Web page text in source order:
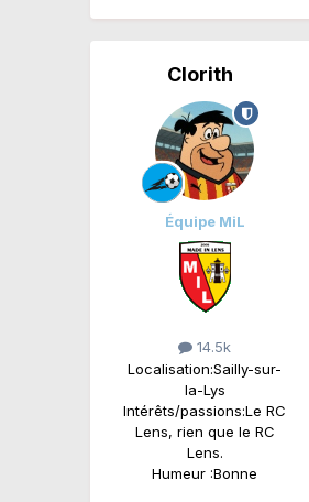
Clorith
Équipe MiL
14.5k
Localisation:Sailly-sur-
la-Lys
Intérêts/passions:Le RC
Lens, rien que le RC
Lens.
Humeur :Bonne